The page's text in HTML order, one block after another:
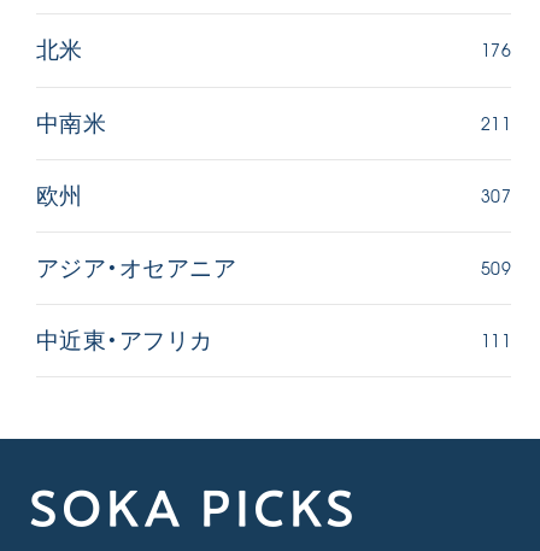
北米 176
中南米 211
欧州 307
アジア・オセアニア 509
中近東・アフリカ 111
SOKA PICKS